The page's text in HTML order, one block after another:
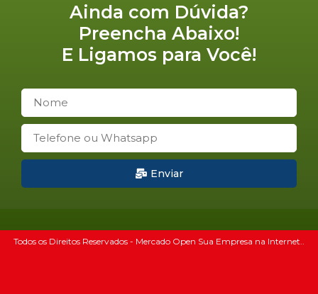
Ainda com Dúvida?
Preencha Abaixo!
E Ligamos para Você!
Enviar
Todos os Direitos Reservados - Mercado Open Sua Empresa na Internet..